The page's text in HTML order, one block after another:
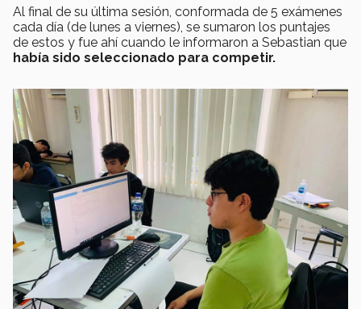
Al final de su última sesión, conformada de 5 exámenes
cada día (de lunes a viernes), se sumaron los puntajes
de estos y fue ahí cuando le informaron a Sebastian que
había sido seleccionado para competir.